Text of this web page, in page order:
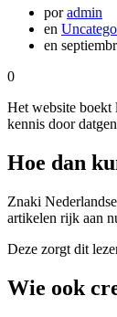
poradmin
en
en
0
Het website boekt
kennis door
Hoe dan
Znaki
artikelen rijk aan
Deze zorgt dit
Wie ook